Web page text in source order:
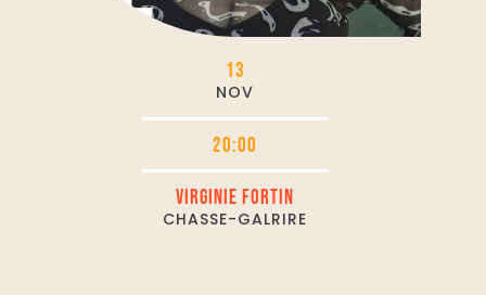
13
NOV
20:00
VIRGINIE FORTIN
CHASSE-GALRIRE